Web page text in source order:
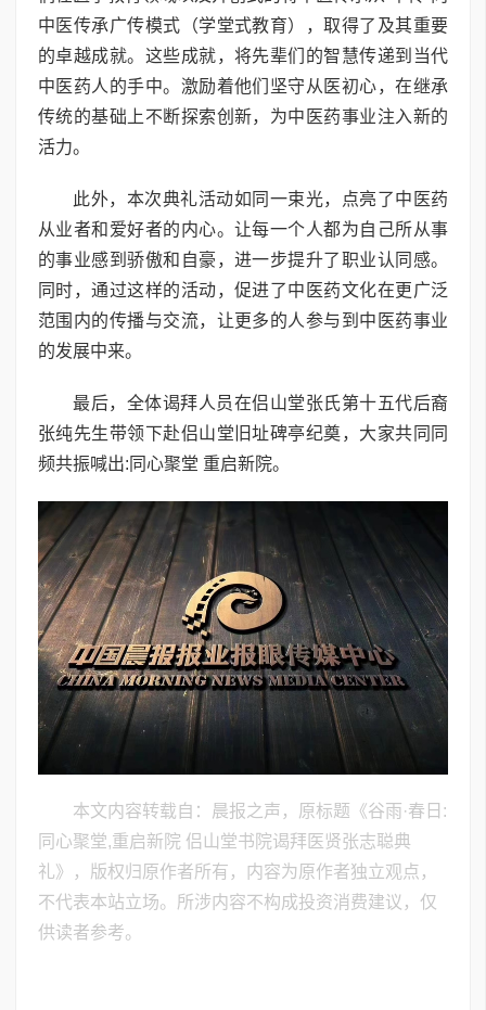
中医传承广传模式（学堂式教育），取得了及其重要
的卓越成就。这些成就，将先辈们的智慧传递到当代
中医药人的手中。激励着他们坚守从医初心，在继承
传统的基础上不断探索创新，为中医药事业注入新的
活力。
此外，本次典礼活动如同一束光，点亮了中医药
从业者和爱好者的内心。让每一个人都为自己所从事
的事业感到骄傲和自豪，进一步提升了职业认同感。
同时，通过这样的活动，促进了中医药文化在更广泛
范围内的传播与交流，让更多的人参与到中医药事业
的发展中来。
最后，全体谒拜人员在侣山堂张氏第十五代后裔
张纯先生带领下赴侣山堂旧址碑亭纪奠，大家共同同
频共振喊出:同心聚堂 重启新院。
本文内容转载自：晨报之声，原标题《谷雨·春日:
同心聚堂,重启新院 侣山堂书院谒拜医贤张志聪典
礼》，版权归原作者所有，内容为原作者独立观点，
不代表本站立场。所涉内容不构成投资消费建议，仅
供读者参考。